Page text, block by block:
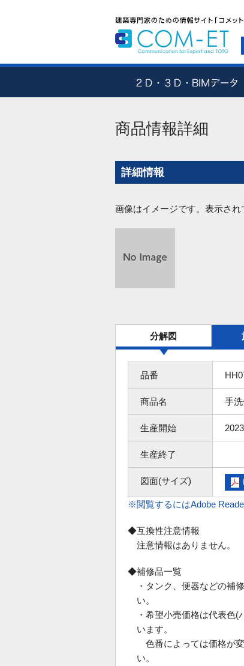
商品情報詳細
詳細情報
画像はイメージです。表示され
分解図
品番
商品名 手
生産開始
生産終了
図面(サイズ)
※閲覧するにはAdobe
◆互換性注意情報
注意情報はありません。
◆補修品一覧
・タンク、便器などの補
い。
・希望小売価格は代表色
います。
色番によっては価格が
い。